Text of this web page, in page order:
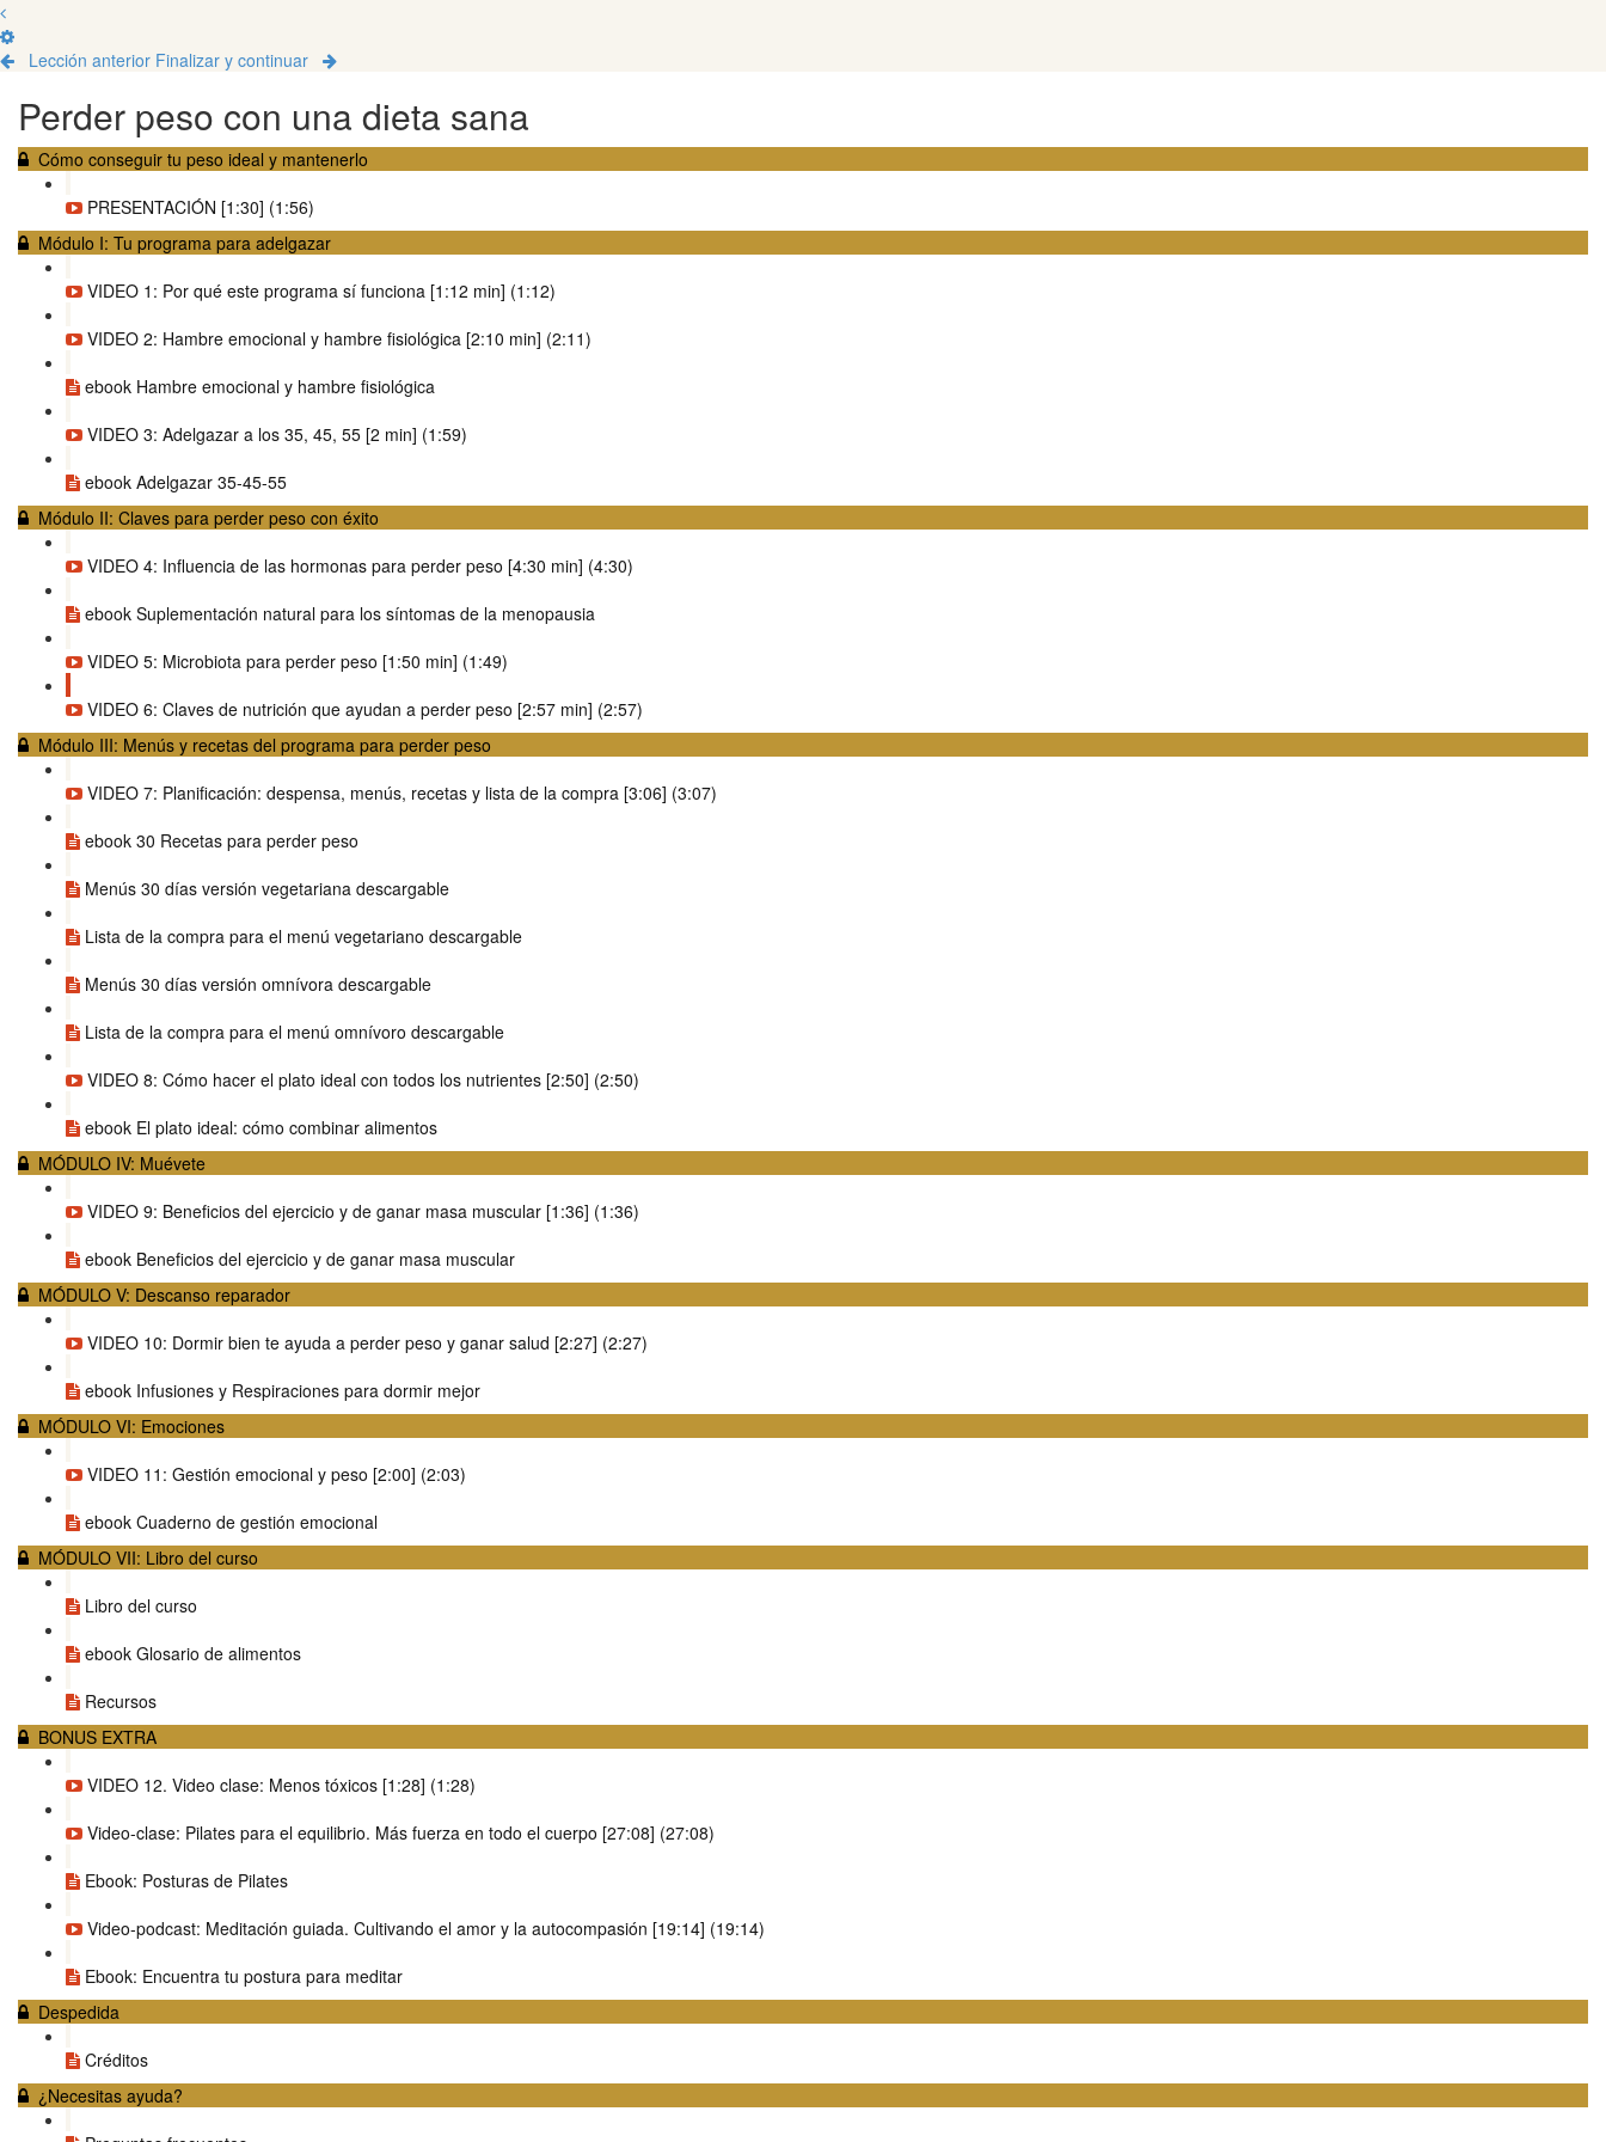
Lección anterior Finalizar y continuar
Perder peso con una dieta sana
Cómo conseguir tu peso ideal y mantenerlo
PRESENTACIÓN [1:30] (1:56)
Módulo I: Tu programa para adelgazar
VIDEO 1: Por qué este programa sí funciona [1:12 min] (1:12)
VIDEO 2: Hambre emocional y hambre fisiológica [2:10 min] (2:11)
ebook Hambre emocional y hambre fisiológica
VIDEO 3: Adelgazar a los 35, 45, 55 [2 min] (1:59)
ebook Adelgazar 35-45-55
Módulo II: Claves para perder peso con éxito
VIDEO 4: Influencia de las hormonas para perder peso [4:30 min] (4:30)
ebook Suplementación natural para los síntomas de la menopausia
VIDEO 5: Microbiota para perder peso [1:50 min] (1:49)
VIDEO 6: Claves de nutrición que ayudan a perder peso [2:57 min] (2:57)
Módulo III: Menús y recetas del programa para perder peso
VIDEO 7: Planificación: despensa, menús, recetas y lista de la compra [3:06] (3:07)
ebook 30 Recetas para perder peso
Menús 30 días versión vegetariana descargable
Lista de la compra para el menú vegetariano descargable
Menús 30 días versión omnívora descargable
Lista de la compra para el menú omnívoro descargable
VIDEO 8: Cómo hacer el plato ideal con todos los nutrientes [2:50] (2:50)
ebook El plato ideal: cómo combinar alimentos
MÓDULO IV: Muévete
VIDEO 9: Beneficios del ejercicio y de ganar masa muscular [1:36] (1:36)
ebook Beneficios del ejercicio y de ganar masa muscular
MÓDULO V: Descanso reparador
VIDEO 10: Dormir bien te ayuda a perder peso y ganar salud [2:27] (2:27)
ebook Infusiones y Respiraciones para dormir mejor
MÓDULO VI: Emociones
VIDEO 11: Gestión emocional y peso [2:00] (2:03)
ebook Cuaderno de gestión emocional
MÓDULO VII: Libro del curso
Libro del curso
ebook Glosario de alimentos
Recursos
BONUS EXTRA
VIDEO 12. Video clase: Menos tóxicos [1:28] (1:28)
Video-clase: Pilates para el equilibrio. Más fuerza en todo el cuerpo [27:08] (27:08)
Ebook: Posturas de Pilates
Video-podcast: Meditación guiada. Cultivando el amor y la autocompasión [19:14] (19:14)
Ebook: Encuentra tu postura para meditar
Despedida
Créditos
¿Necesitas ayuda?